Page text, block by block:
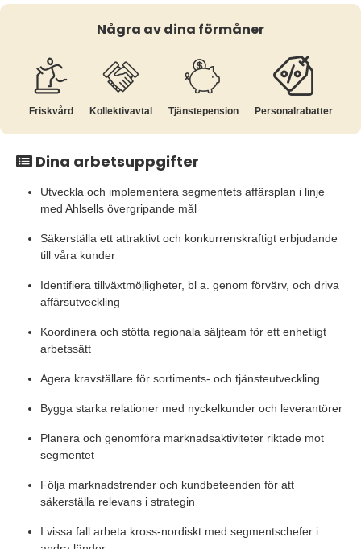
Några av dina förmåner
Friskvård Kollektiv­avtal Tjänste­pension Personalrabatter
Dina arbetsuppgifter
Utveckla och implementera segmentets affärsplan i linje
med Ahlsells övergripande mål
Säkerställa ett attraktivt och konkurrenskraftigt erbjudande
till våra kunder
Identifiera tillväxtmöjligheter, bl a. genom förvärv, och driva
affärsutveckling
Koordinera och stötta regionala säljteam för ett enhetligt
arbetssätt
Agera kravställare för sortiments- och tjänsteutveckling
Bygga starka relationer med nyckelkunder och leverantörer
Planera och genomföra marknadsaktiviteter riktade mot
segmentet
Följa marknadstrender och kundbeteenden för att
säkerställa relevans i strategin
I vissa fall arbeta kross-nordiskt med segmentschefer i